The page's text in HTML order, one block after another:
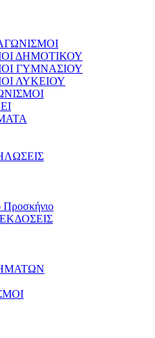
ΔΗΜΟΤΙΚΟΥ
ΓΥΜΝΑΣΙΟΥ
ΛΥΚΕΙΟΥ
Προσκήνιο